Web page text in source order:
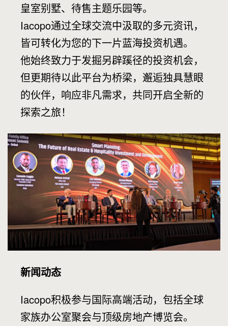
皇室别墅、待售主题乐园等。
Iacopo通过全球交流中汲取的多元资讯，
皆可转化为您的下一片蓝海投资机遇。
他始终致力于发掘另辟蹊径的投资机会，
但更期待以此平台为桥梁，邂逅独具慧眼
的伙伴，响应非凡需求，共同开启全新的
探索之旅！
新闻动态
Iacopo积极参与国际高端活动，包括全球
家族办公室聚会与顶级房地产博览会。